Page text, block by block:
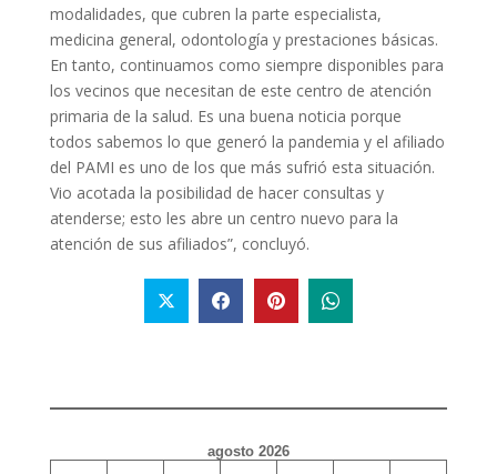
modalidades, que cubren la parte especialista,
medicina general, odontología y prestaciones básicas.
En tanto, continuamos como siempre disponibles para
los vecinos que necesitan de este centro de atención
primaria de la salud. Es una buena noticia porque
todos sabemos lo que generó la pandemia y el afiliado
del PAMI es uno de los que más sufrió esta situación.
Vio acotada la posibilidad de hacer consultas y
atenderse; esto les abre un centro nuevo para la
atención de sus afiliados”, concluyó.
agosto 2026